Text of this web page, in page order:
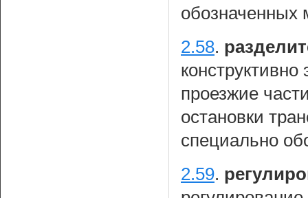
обозначенных
2.58.
проезжие
остановки
специально
2.59.